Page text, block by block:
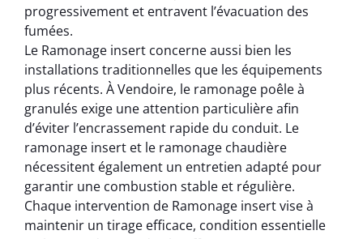
progressivement et entravent l’évacuation des
fumées.
Le Ramonage insert concerne aussi bien les
installations traditionnelles que les équipements
plus récents. À Vendoire, le ramonage poêle à
granulés exige une attention particulière afin
d’éviter l’encrassement rapide du conduit. Le
ramonage insert et le ramonage chaudière
nécessitent également un entretien adapté pour
garantir une combustion stable et régulière.
Chaque intervention de Ramonage insert vise à
maintenir un tirage efficace, condition essentielle